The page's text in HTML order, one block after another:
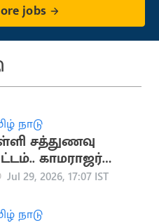
jobs
நாடு
சத்துணவு
காமராஜர்
வரலாறு
Jul 29, 2026, 17:07 IST
நாடு